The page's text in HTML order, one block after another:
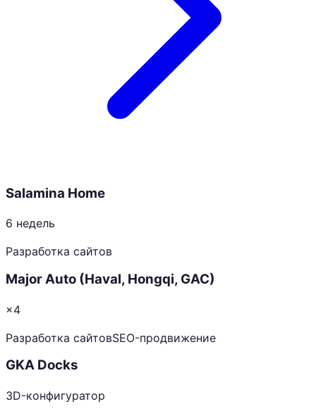
Salamina Home
6 недель
Разработка сайтов
Major Auto (Haval, Hongqi, GAC)
×4
Разработка сайтовSEO-продвижение
GKA Docks
3D-конфигуратор